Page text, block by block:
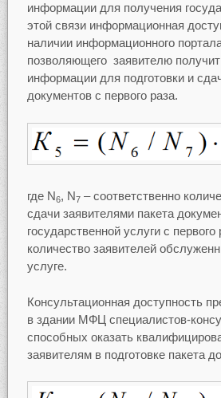
информации для получения
этой связи информационная
наличии информационного
позволяющего заявителю
информации для подготовки и
документов с первого раза.
где N6, N7– соответственно
сдачи заявителями пакета
государственной услуги с
количество заявителей
услуге.
Консультационная доступность
в здании МФЦ специалистов-
способных оказать
заявителям в подготовке пакета